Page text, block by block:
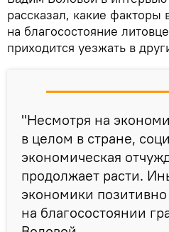
рассказал, какие факторы
на благосостояние
приходится уезжать в
"Несмотря на
в целом в стране,
экономическая
продолжает расти.
экономики
на благосостоянии